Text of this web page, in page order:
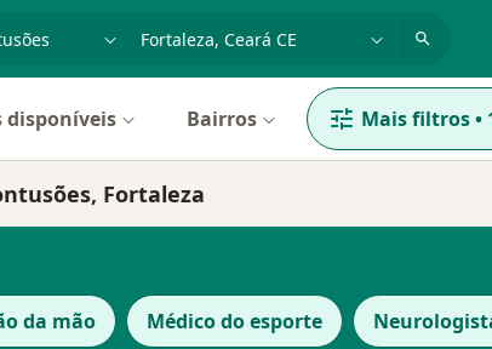
cidade ou região
disponíveis Bairros Mais filtros•
Fortaleza
da mão Médico do esporte